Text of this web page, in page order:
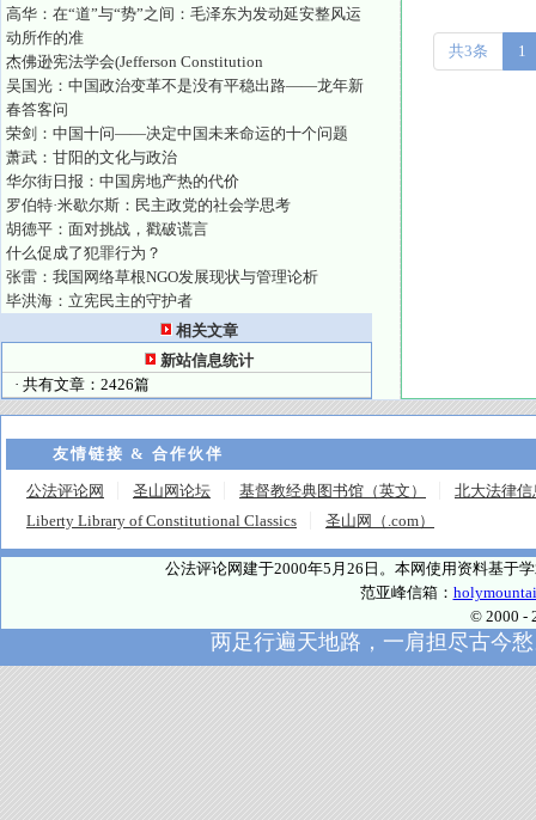
高华：在“道”与“势”之间：毛泽东为发动延安整风运
动所作的准
杰佛逊宪法学会(Jefferson Constitution
吴国光：中国政治变革不是没有平稳出路——龙年新
春答客问
荣剑：中国十问——决定中国未来命运的十个问题
萧武：甘阳的文化与政治
华尔街日报：中国房地产热的代价
罗伯特·米歇尔斯：民主政党的社会学思考
胡德平：面对挑战，戳破谎言
什么促成了犯罪行为？
张雷：我国网络草根NGO发展现状与管理论析
毕洪海：立宪民主的守护者
相关文章
新站信息统计
· 共有文章：2426篇
共3条 1
友情链接 & 合作伙伴
公法评论网 圣山网论坛 基督教经典图书馆（英文）
北大法律信
Liberty Library of Constitutional Classics
圣山网（.com）
公法评论网建于2000年5月26日。本网使用资料基于
范亚峰信箱：
© 2000 -
两足行遍天地路，一肩担尽古今